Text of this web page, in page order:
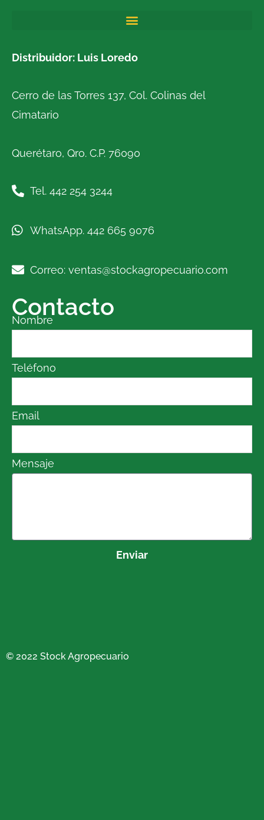
Distribuidor: Luis Loredo
Cerro de las Torres 137, Col. Colinas del
Cimatario
Querétaro, Qro. C.P. 76090
Tel. 442 254 3244
WhatsApp. 442 665 9076
Correo: ventas@stockagropecuario.com
Contacto
Nombre
Teléfono
Email
Mensaje
Enviar
© 2022 Stock Agropecuario